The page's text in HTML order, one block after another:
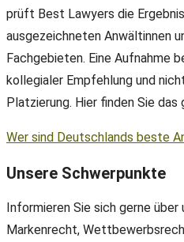
prüft Best Lawyers die
ausgezeichneten Anwältinnen
Fachgebieten. Eine Aufnahme
kollegialer Empfehlung und
Platzierung. Hier finden Sie das
Wer sind Deutschlands beste
Unsere Schwerpunkte
Informieren Sie sich gerne
Markenrecht,